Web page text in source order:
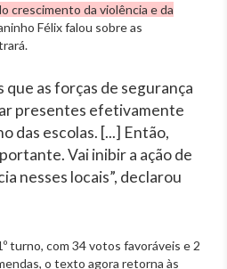
crescimento da violência e da
Félix falou sobre as
que as forças de segurança
presentes efetivamente
das escolas. [...] Então,
Vai inibir a ação de
nesses locais”, declarou
turno, com 34 votos favoráveis e 2
o texto agora retorna às